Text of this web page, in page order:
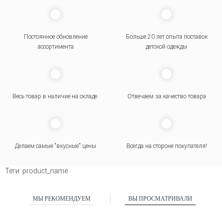
Постоянное обновление
ассортимента
Больше 20 лет опыта поставок
детской одежды
Весь товар в наличие на складе. Отвечаем за качество товара
Делаем самые "вкусные" цены Всегда на стороне покупателя!
Теги: product_name
МЫ РЕКОМЕНДУЕМ ВЫ ПРОСМАТРИВАЛИ